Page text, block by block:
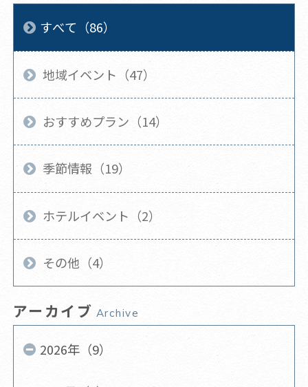
すべて（86）
地域イベント（47）
おすすめプラン（14）
季節情報（19）
ホテルイベント（2）
その他（4）
アーカイブ Archive
2026年（9）